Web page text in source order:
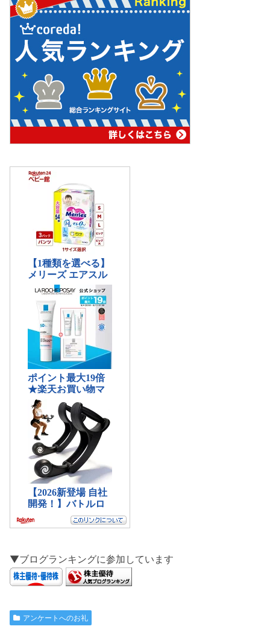
▼ブログランキングに参加しています
アンケートへのお礼